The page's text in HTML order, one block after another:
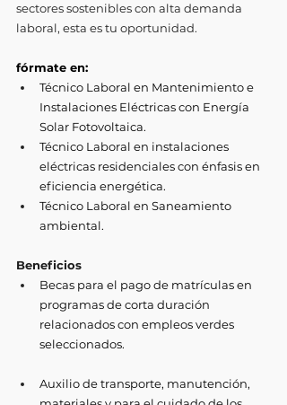
sectores sostenibles con alta demanda
laboral, esta es tu oportunidad.
fórmate en:
Técnico Laboral en Mantenimiento e
Instalaciones Eléctricas con Energía
Solar Fotovoltaica.
Técnico Laboral en instalaciones
eléctricas residenciales con énfasis en
eficiencia energética.
Técnico Laboral en Saneamiento
ambiental.
Beneficios
Becas para el pago de matrículas en
programas de corta duración
relacionados con empleos verdes
seleccionados.
Auxilio de transporte, manutención,